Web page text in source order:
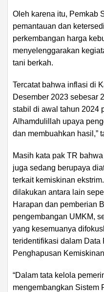
Oleh karena itu, Pemkab
pemantauan dan
perkembangan harga
menyelenggarakan
tani berkah.
Tercatat bahwa inflasi di
Desember 2023 sebesar
stabil di awal tahun 2024
Alhamdulillah upaya
dan membuahkan hasil,”
Masih kata pak TR
juga sedang berupaya
terkait kemiskinan
dilakukan antara lain
Harapan dan pemberian
pengembangan UMKM,
yang kesemuanya
teridentifikasi dalam Data
Penghapusan
“Dalam tata kelola
mengembangkan Sistem